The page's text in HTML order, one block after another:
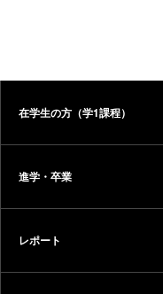
在学生の方（学1課程）
進学・卒業
レポート